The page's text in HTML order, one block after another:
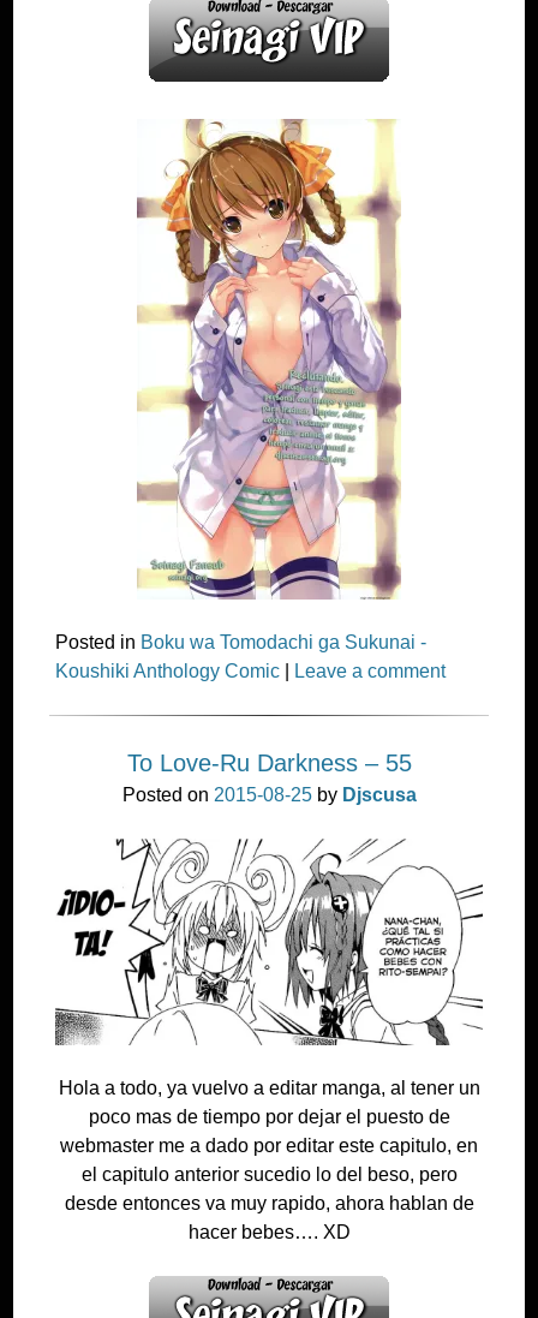
Posted in Boku wa Tomodachi ga Sukunai -
Koushiki Anthology Comic
Leave a comment
To Love-Ru Darkness – 55
Posted on 2015-08-25by Djscusa
Hola a todo, ya vuelvo a editar manga, al tener un
poco mas de tiempo por dejar el puesto de
webmaster me a dado por editar este capitulo, en
el capitulo anterior sucedio lo del beso, pero
desde entonces va muy rapido, ahora hablan de
hacer bebes…. XD